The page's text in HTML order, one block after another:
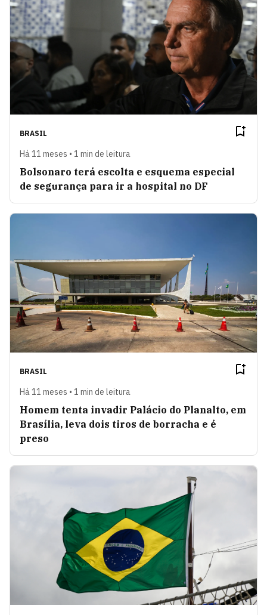
BRASIL
Há 11 meses • 1 min de leitura
Bolsonaro terá escolta e esquema especial
de segurança para ir a hospital no DF
BRASIL
Há 11 meses • 1 min de leitura
Homem tenta invadir Palácio do Planalto, em
Brasília, leva dois tiros de borracha e é
preso